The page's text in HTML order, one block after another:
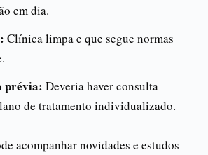
em dia.
Clínica limpa e que segue normas
prévia: Deveria haver consulta
de tratamento individualizado.
acompanhar novidades e estudos